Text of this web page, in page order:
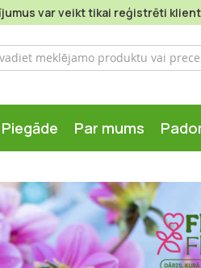
var veikt tikai reģistrēti
Piegāde Par mums